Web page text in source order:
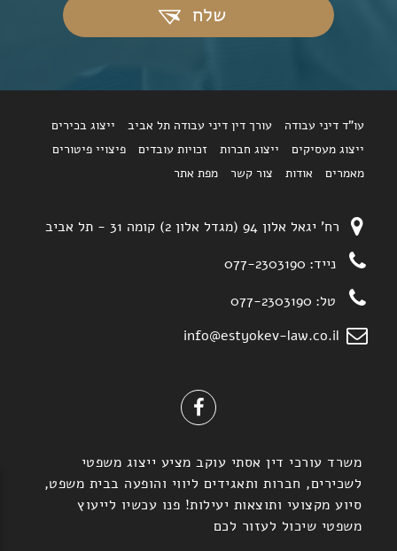
שלח
עו"ד דיני עבודה עורך דין דיני עבודה תל אביב
ייצוג בכירים
ייצוג מעסיקים
ייצוג חברות זכויות עובדים
פיצויי פיטורים
מאמרים
אודות צור קשר מפת אתר
רח' יגאל אלון 94 (מגדל אלון 2) קומה 31 - תל אביב
נייד: 077-2303190
טל: 077-2303190
info@estyokev-law.co.il
משרד עורכי דין אסתי עוקב מציע ייצוג משפטי
לשכירים, חברות ותאגידים ליווי והופעה בבית משפט,
סיוע מקצועי ותוצאות יעילות! פנו עכשיו לייעוץ
משפטי שיכול לעזור לכם